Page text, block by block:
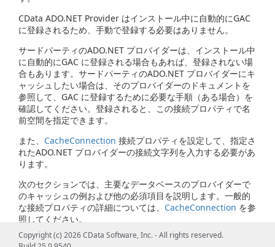
CData ADO.NET Provider はインストール中に自動的にGAC
に登録されるため、手動で登録する必要はありません。
サードパーティのADO.NET プロバイダーは、インストール中
に自動的にGAC に登録される場合もあれば、登録されない場
合もあります。サードパーティのADO.NET プロバイダーにキ
ャッシュしたい場合は、そのプロバイダーのドキュメントを
参照して、GAC に登録するために必要な手順（ある場合）を
確認してください。登録されると、この接続プロパティで名
前空間を指定できます。
また、 CacheConnection 接続プロパティを設定して、指定さ
れたADO.NET プロバイダーの接続文字列を入力する必要があ
ります。
次のセクションでは、主要なデータベースのプロバイダーで
のキャッシュの例および他の必須項目を説明します。一般的
な接続プロパティの詳細については、 CacheConnection を参
照してください。
Copyright (c) 2026 CData Software, Inc. - All rights reserved.